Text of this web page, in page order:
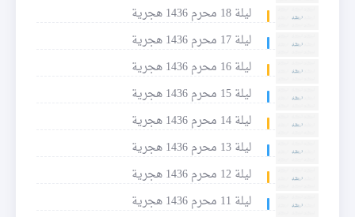
ليلة 18 محرم 1436 هجرية
ليلة 17 محرم 1436 هجرية
ليلة 16 محرم 1436 هجرية
ليلة 15 محرم 1436 هجرية
ليلة 14 محرم 1436 هجرية
ليلة 13 محرم 1436 هجرية
ليلة 12 محرم 1436 هجرية
ليلة 11 محرم 1436 هجرية